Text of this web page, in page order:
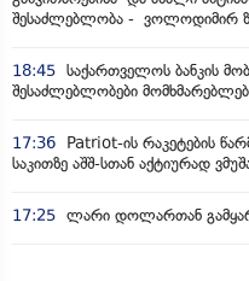
შესაძლებლობა - ვოლოდიმირ
18:45 საქართველოს ბანკის
შესაძლებლობები
17:36
Patriot-ის რაკეტების
საკითზე აშშ-სთან აქტიურად
17:25 ლარი დოლართან